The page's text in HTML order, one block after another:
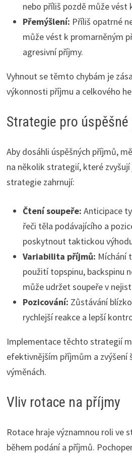
nebo příliš pozdě může vést
Přemýšlení: Příliš opatrné
může vést k promarněným
agresivní příjmy.
Vyhnout se těmto chybám je
výkonnosti příjmu a celkového
Strategie pro
Aby dosáhli úspěšných příjmů,
na několik strategií, které
strategie zahrnují:
Čtení soupeře: Anticipace
řeči těla podávajícího a
poskytnout taktickou
Variabilita příjmů: Míchání
použití topspinu, backspinu
může udržet soupeře v
Pozicování: Zůstávání
rychlejší reakce a lepší
Implementace těchto strategií
efektivnějším příjmům a zvýšení
výměnách.
Vliv rotace na příjmy
Rotace hraje významnou roli ve
během podání a příjmů.